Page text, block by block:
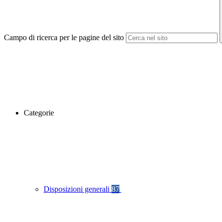
Campo di ricerca per le pagine del sito
Categorie
Disposizioni generali 87